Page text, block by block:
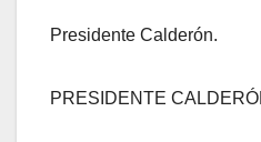
Presidente Calderón.
PRESIDENTE